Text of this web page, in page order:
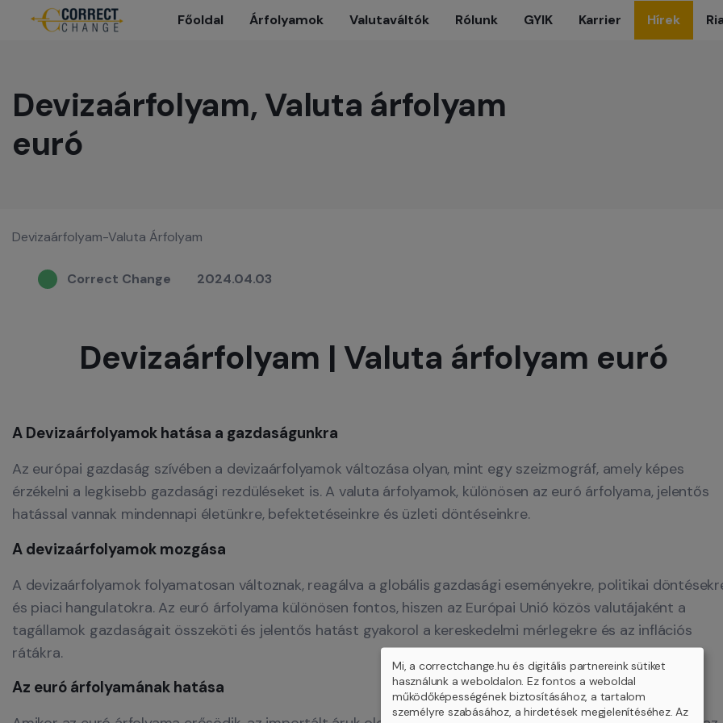
Főoldal Árfolyamok Valutaváltók Rólunk GYIK Karrier Hírek
Devizaárfolyam, Valuta árfolyam
euró
Devizaárfolyam-Valuta Árfolyam
Correct Change 2024.04.03
Devizaárfolyam | Valuta árfolyam euró
A Devizaárfolyamok hatása a gazdaságunkra
Az európai gazdaság szívében a devizaárfolyamok változása olyan, mint egy szeizmográf, amely képes
érzékelni a legkisebb gazdasági rezdüléseket is. A valuta árfolyamok, különösen az euró árfolyama, jelentős
hatással vannak mindennapi életünkre, befektetéseinkre és üzleti döntéseinkre.
A devizaárfolyamok mozgása
A devizaárfolyamok folyamatosan változnak, reagálva a globális gazdasági eseményekre, politikai
és piaci hangulatokra. Az euró árfolyama különösen fontos, hiszen az Európai Unió közös valutájaként a
tagállamok gazdaságait összeköti és jelentős hatást gyakorol a kereskedelmi mérlegekre és az inflációs
rátákra.
Az euró árfolyamának hatása
Mi, a correctchange.hu és digitális partnereink sütiket
használunk a weboldalon. Ez fontos a weboldal
működőképességének biztosításához, a tartalom
személyre szabásához, a hirdetések megjelenítéséhez. Az